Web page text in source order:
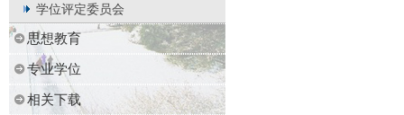
学位评定委员会
思想教育
专业学位
相关下载